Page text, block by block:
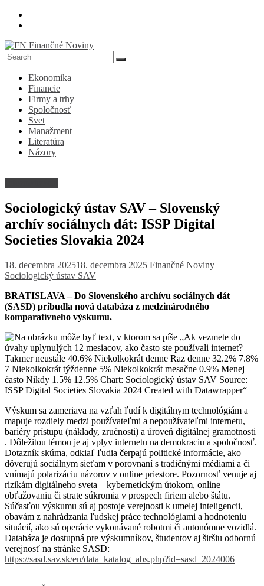
Skip
FN
Finančné
Noviny
Denník
ekonomike
spoločnosti
Ekonomika
Financie
Firmy a trhy
Spoločnosť
Svet
Manažment
Literatúra
Názory
Sociologický ústav SAV – Slovenský
archív sociálnych dát: ISSP Digital
Societies Slovakia 2024
18. decembra 202518. decembra 2025 Finančné Noviny
Sociologický ústav SAV
BRATISLAVA – Do Slovenského archívu sociálnych dát
(SASD) pribudla nová databáza z medzinárodného
komparatívneho výskumu.
Výskum sa zameriava na vzťah ľudí k digitálnym technológiám a
mapuje rozdiely medzi používateľmi a nepoužívateľmi internetu,
bariéry prístupu (náklady, zručnosti) a úroveň digitálnej gramotnosti
. Dôležitou témou je aj vplyv internetu na demokraciu a spoločnosť.
Dotazník skúma, odkiaľ ľudia čerpajú politické informácie, ako
dôverujú sociálnym sieťam v porovnaní s tradičnými médiami a či
vnímajú polarizáciu názorov v online priestore. Pozornosť venuje aj
rizikám digitálneho sveta – kybernetickým útokom, online
obťažovaniu či strate súkromia v prospech firiem alebo štátu.
Súčasťou výskumu sú aj postoje verejnosti k umelej inteligencii,
obavám z nahrádzania ľudskej práce technológiami a hodnoteniu
situácií, ako sú operácie vykonávané robotmi či autonómne vozidlá.
Databáza je dostupná pre výskumníkov, študentov aj širšiu odbornú
verejnosť na stránke SASD:
https://sasd.sav.sk/en/data_katalog_abs.php?id=sasd_2024006